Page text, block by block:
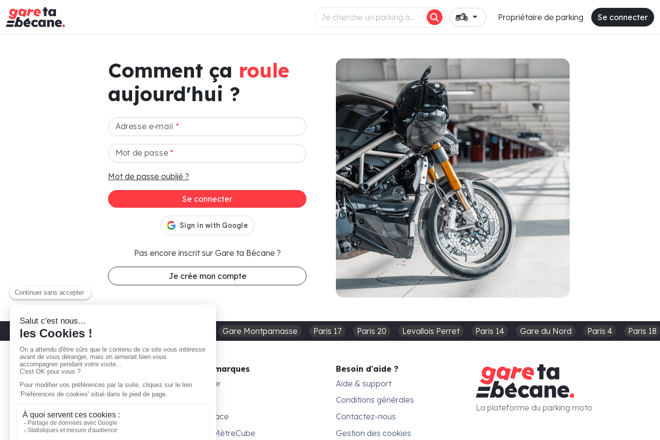
Propriétaire de parking Se connecter
Comment ça roule
aujourd'hui ?
Adresse e-mail *
Mot de passe*
Mot de passe oublié ?
Se connecter
Pas encore inscrit sur Gare ta Bécane ?
Je crée mon compte
Découvrez nos parkings moto Gare Montparnasse Paris 17 Paris 20 Levallois Perret Paris 14 Gare du Nord Paris 4 Paris 18
Gare ta Bécane
À propos
Comment ça marche ?
Je suis propriétaire
Blog
Nos marques
Subter
Surplace
PetitMètreCube
Besoin d'aide ?
Aide & support
Conditions générales
Contactez-nous
Gestion des cookies
La plateforme du parking moto